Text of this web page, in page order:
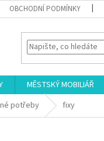
OBCHODNÍ PODMÍNKY
MĚSTSKÝ MOBILIÁŘ
potřeby fixy